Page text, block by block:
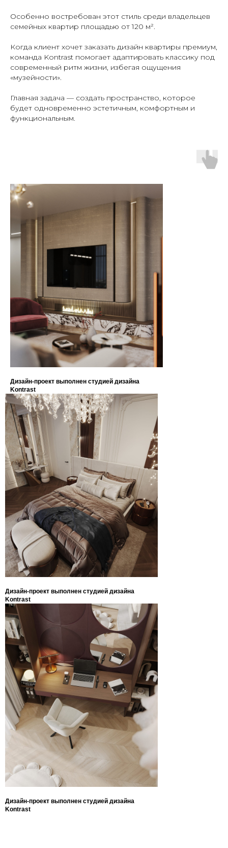
Особенно востребован этот стиль среди владельцев
семейных квартир площадью от 120 м².
Когда клиент хочет заказать дизайн квартиры премиум,
команда Kontrast помогает адаптировать классику под
современный ритм жизни, избегая ощущения
«музейности».
Главная задача — создать пространство, которое
будет одновременно эстетичным, комфортным и
функциональным.
Дизайн-проект выполнен студией дизайна
Kontrast
Дизайн-проект выполнен студией дизайна
Kontrast
Дизайн-проект выполнен студией дизайна
Kontrast